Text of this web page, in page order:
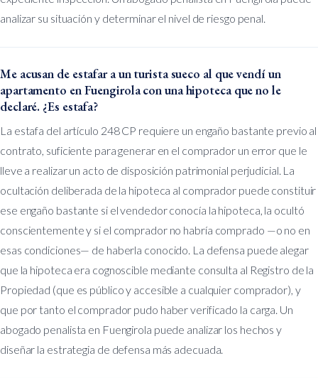
analizar su situación y determinar el nivel de riesgo penal.
Me acusan de estafar a un turista sueco al que vendí un
apartamento en Fuengirola con una hipoteca que no le
declaré. ¿Es estafa?
La estafa del artículo 248 CP requiere un engaño bastante previo al
contrato, suficiente para generar en el comprador un error que le
lleve a realizar un acto de disposición patrimonial perjudicial. La
ocultación deliberada de la hipoteca al comprador puede constituir
ese engaño bastante si el vendedor conocía la hipoteca, la ocultó
conscientemente y si el comprador no habría comprado —o no en
esas condiciones— de haberla conocido. La defensa puede alegar
que la hipoteca era cognoscible mediante consulta al Registro de la
Propiedad (que es público y accesible a cualquier comprador), y
que por tanto el comprador pudo haber verificado la carga. Un
abogado penalista en Fuengirola puede analizar los hechos y
diseñar la estrategia de defensa más adecuada.